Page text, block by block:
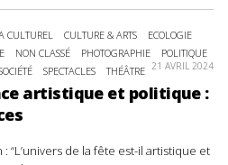
CULTUREL CULTURE & ARTS
ECOLOGIE
NON CLASSÉ PHOTOGRAPHIE
POLITIQUE
SPECTACLES THÉÂTRE 21 AVRIL 2024
artistique et politique :
“L’univers de la fête est-il artistique et